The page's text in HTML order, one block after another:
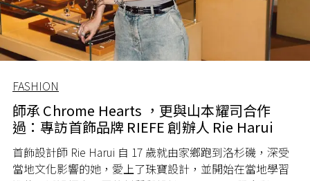
FASHION
師承 Chrome Hearts ，更與山本耀司合作
過：專訪首飾品牌 RIEFE 創辦人 Rie Harui
首飾設計師 Rie Harui 自 17 歲就由家鄉跑到洛杉磯，深受
當地文化影響的她，愛上了珠寶設計，並開始在當地學習